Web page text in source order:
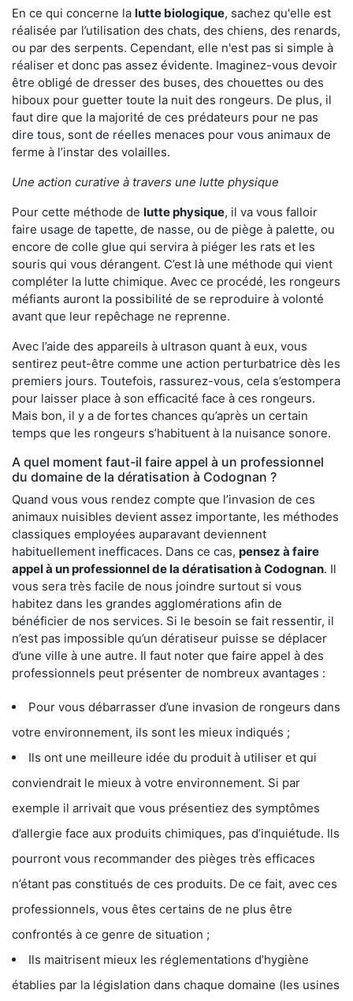
En ce qui concerne la lutte biologique, sachez qu'elle est
réalisée par l’utilisation des chats, des chiens, des renards,
ou par des serpents. Cependant, elle n'est pas si simple à
réaliser et donc pas assez évidente. Imaginez-vous devoir
être obligé de dresser des buses, des chouettes ou des
hiboux pour guetter toute la nuit des rongeurs. De plus, il
faut dire que la majorité de ces prédateurs pour ne pas
dire tous, sont de réelles menaces pour vous animaux de
ferme à l’instar des volailles.
Une action curative à travers une lutte physique
Pour cette méthode de lutte physique, il va vous falloir
faire usage de tapette, de nasse, ou de piège à palette, ou
encore de colle glue qui servira à piéger les rats et les
souris qui vous dérangent. C’est là une méthode qui vient
compléter la lutte chimique. Avec ce procédé, les rongeurs
méfiants auront la possibilité de se reproduire à volonté
avant que leur repêchage ne reprenne.
Avec l’aide des appareils à ultrason quant à eux, vous
sentirez peut-être comme une action perturbatrice dès les
premiers jours. Toutefois, rassurez-vous, cela s’estompera
pour laisser place à son efficacité face à ces rongeurs.
Mais bon, il y a de fortes chances qu’après un certain
temps que les rongeurs s’habituent à la nuisance sonore.
A quel moment faut-il faire appel à un professionnel
du domaine de la dératisation à Codognan ?
Quand vous vous rendez compte que l’invasion de ces
animaux nuisibles devient assez importante, les méthodes
classiques employées auparavant deviennent
habituellement inefficaces. Dans ce cas, pensez à faire
appel à un professionnel de la dératisation à Codognan. Il
vous sera très facile de nous joindre surtout si vous
habitez dans les grandes agglomérations afin de
bénéficier de nos services. Si le besoin se fait ressentir, il
n’est pas impossible qu’un dératiseur puisse se déplacer
d’une ville à une autre. Il faut noter que faire appel à des
professionnels peut présenter de nombreux avantages :
Pour vous débarrasser d’une invasion de rongeurs dans
votre environnement, ils sont les mieux indiqués ;
Ils ont une meilleure idée du produit à utiliser et qui
conviendrait le mieux à votre environnement. Si par
exemple il arrivait que vous présentiez des symptômes
d’allergie face aux produits chimiques, pas d’inquiétude. Ils
pourront vous recommander des pièges très efficaces
n’étant pas constitués de ces produits. De ce fait, avec ces
professionnels, vous êtes certains de ne plus être
confrontés à ce genre de situation ;
Ils maitrisent mieux les réglementations d’hygiène
établies par la législation dans chaque domaine (les usines